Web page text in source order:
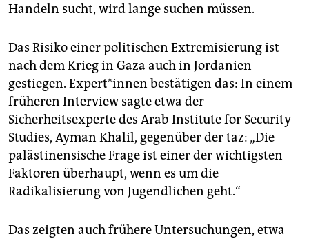
Handeln sucht, wird lange suchen müssen.
Das Risiko einer politischen Extremisierung ist
nach dem Krieg in Gaza auch in Jordanien
gestiegen. Ex­per­t*in­nen bestätigen das: In einem
früheren Interview sagte etwa der
Sicherheitsexperte des Arab Institute for Security
Studies, Ayman Khalil, gegenüber der taz: „Die
palästinensische Frage ist einer der wichtigsten
Faktoren überhaupt, wenn es um die
Radikalisierung von Jugendlichen geht.“
Das zeigten auch frühere Untersuchungen, etwa